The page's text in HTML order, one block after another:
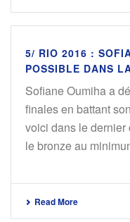
5/ RIO 2016 :
POSSIBLE DANS
Sofiane Oumiha a
finales en battant
voici dans le
le bronze au
Read More